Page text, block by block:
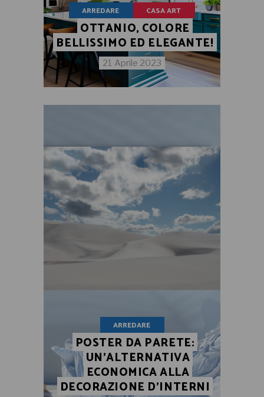
ARREDARE CASA ART
OTTANIO, COLORE
BELLISSIMO ED ELEGANTE!
21 Aprile 2023
ARREDARE
POSTER DA PARETE:
UN’ALTERNATIVA
ECONOMICA ALLA
DECORAZIONE D’INTERNI